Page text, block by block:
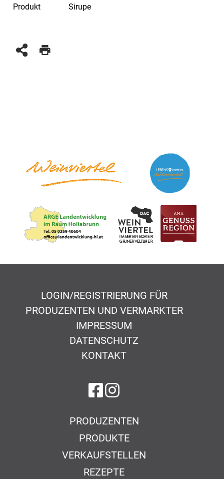
Produkt
Sirupe
LOGIN/REGISTRIERUNG FÜR
PRODUZENTEN UND VERMARKTER
IMPRESSUM
DATENSCHUTZ
KONTAKT
auf Facebook
auf Instagram
PRODUZENTEN
PRODUKTE
VERKAUFSTELLEN
REZEPTE